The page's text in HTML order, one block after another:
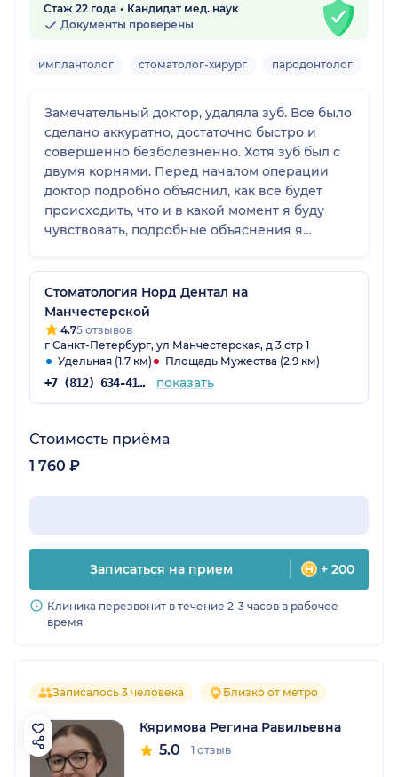
Стаж 22 года
Кандидат мед. наук
Документы проверены
имплантолог стоматолог-хирург пародонтолог
Замечательный доктор, удаляла зуб. Все было
сделано аккуратно, достаточно быстро и
совершенно безболезненно. Хотя зуб был с
двумя корнями. Перед началом операции
доктор подробно объяснил, как все будет
происходить, что и в какой момент я буду
чувствовать, подробные объяснения я
происходить и что я должна делать и чего
делать нельзя. Очень рекомендую доктора.
Стоматология Норд Дентал на
Манчестерской
4.75 отзывов
г Санкт-Петербург, ул Манчестерская, д 3 стр 1
Удельная (1.7 км)
Площадь Мужества (2.9 км)
+7 (812) 634-41-10 показать
Стоимость приёма
1 760 ₽
Записаться на прием + 200
Клиника перезвонит в течение 2-3 часов в рабочее
время
Записалось 3 человека Близко от метро
Кяримова Регина Равильевна
5.0 1 отзыв